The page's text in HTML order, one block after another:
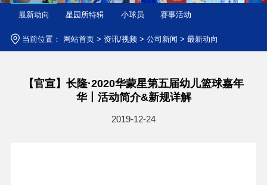
最新动向 星园所特辑 小球员 赛事活动
当前位置： 网站首页 > 资讯/视频 > 公司新闻 > 最新动向
【官宣】长隆·2020华蒙星第五届幼儿篮球嘉年
华丨活动简介&新规详解
2019-12-24